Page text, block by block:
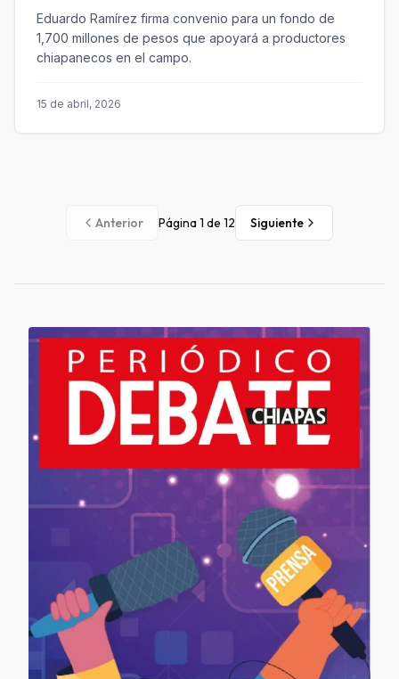
Eduardo Ramírez firma convenio para un fondo de
1,700 millones de pesos que apoyará a productores
chiapanecos en el campo.
15 de abril, 2026
Anterior Página1 de 12 Siguiente